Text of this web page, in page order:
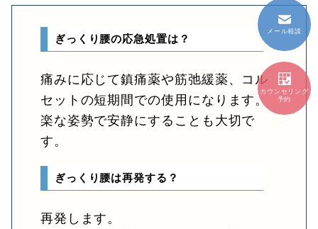
ぎっくり腰の応急処置は？
痛みに応じて鎮痛薬や筋弛緩薬、コル
セットの短期間での使用になります。
楽な姿勢で安静にすることも大切で
す。
ぎっくり腰は再発する？
再発します。
メール相談
カウンセリング
予約